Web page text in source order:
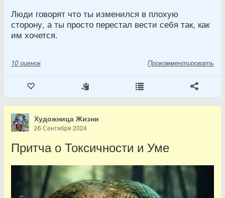
Люди говорят что ты изменился в плохую
сторону, а ты просто перестал вести себя так, как
им хочется.
10 оценок Прокомментировать
Художница Жизни
26 Сентября 2024
Притча о Токсичности и Уме